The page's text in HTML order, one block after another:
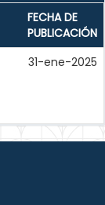
FECHA DE
PUBLICACIÓN
31-ene-2025